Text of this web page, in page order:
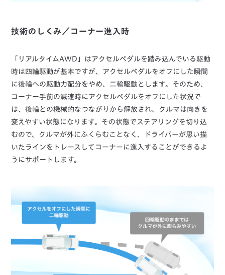
技術のしくみ／コーナー進入時
「リアルタイムAWD」はアクセルペダルを踏み込んでいる駆動
時は四輪駆動が基本ですが、アクセルペダルをオフにした瞬間
に後輪への駆動力配分をやめ、二輪駆動とします。そのため、
コーナー手前の減速時にアクセルペダルをオフにした状況で
は、後輪との機械的なつながりから解放され、クルマは向きを
変えやすい状態になります。その状態でステアリングを切り込
むので、クルマが外にふくらむことなく、ドライバーが思い描
いたラインをトレースしてコーナーに進入することができるよ
うにサポートします。